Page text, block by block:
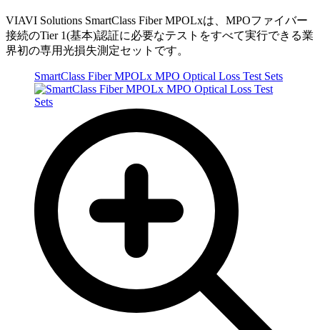
VIAVI Solutions SmartClass Fiber MPOLxは、MPOファイバー
接続のTier 1(基本)認証に必要なテストをすべて実行できる業
界初の専用光損失測定セットです。
SmartClass Fiber MPOLx MPO Optical Loss Test Sets